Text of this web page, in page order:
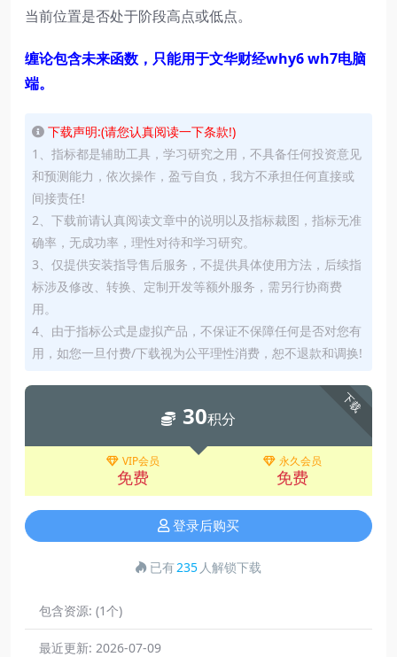
当前位置是否处于阶段高点或低点。
缠论包含未来函数，只能用于文华财经why6 wh7电脑
端。
下载声明:(请您认真阅读一下条款!)
1、指标都是辅助工具，学习研究之用，不具备任何投资意见
和预测能力，依次操作，盈亏自负，我方不承担任何直接或
间接责任!
2、下载前请认真阅读文章中的说明以及指标裁图，指标无准
确率，无成功率，理性对待和学习研究。
3、仅提供安装指导售后服务，不提供具体使用方法，后续指
标涉及修改、转换、定制开发等额外服务，需另行协商费
用。
4、由于指标公式是虚拟产品，不保证不保障任何是否对您有
用，如您一旦付费/下载视为公平理性消费，恕不退款和调换!
下载
30积分
VIP会员
免费
永久会员
免费
登录后购买
已有235 人解锁下载
包含资源: (1个)
最近更新: 2026-07-09